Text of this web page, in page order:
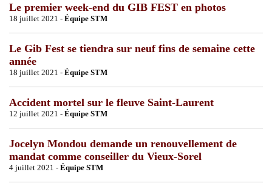
Le premier week-end du GIB FEST en photos
18 juillet 2021 - Équipe STM
Le Gib Fest se tiendra sur neuf fins de semaine cette
année
18 juillet 2021 - Équipe STM
Accident mortel sur le fleuve Saint-Laurent
12 juillet 2021 - Équipe STM
Jocelyn Mondou demande un renouvellement de
mandat comme conseiller du Vieux-Sorel
4 juillet 2021 - Équipe STM